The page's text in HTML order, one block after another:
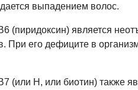
выпадением волос.
(пиридоксин) является
При его дефиците в
(или H, или биотин) также